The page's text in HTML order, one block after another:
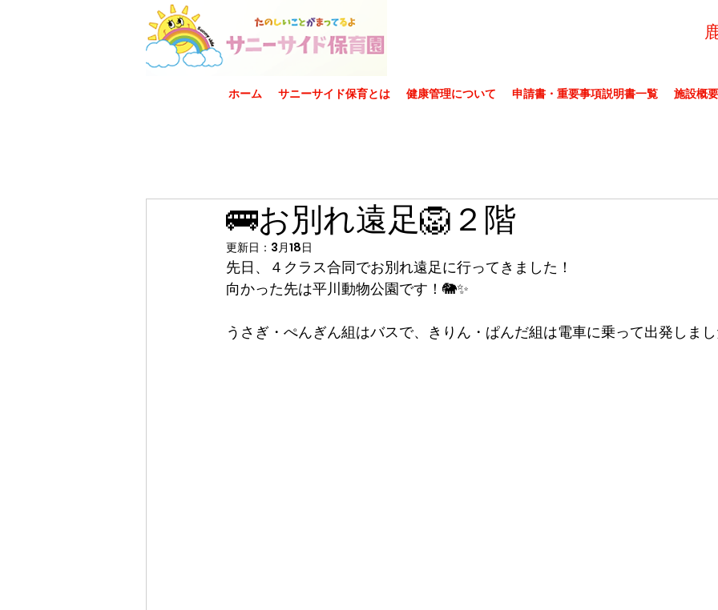
ホーム サニーサイド保育とは 健康管理について 申請書・重要事項説明書一覧 施設概要
🚌お別れ遠足🦁２階
更新日： 3月18日
先日、４クラス合同でお別れ遠足に行ってきました！
向かった先は平川動物公園です！🐘✨
うさぎ・ぺんぎん組はバスで、きりん・ぱんだ組は電車に乗って出発しま